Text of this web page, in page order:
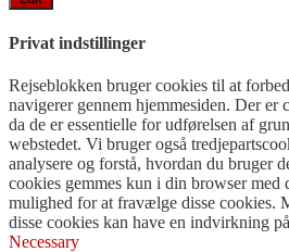
Privat indstillinger
Rejseblokken bruger cookies til at
navigerer gennem hjemmesiden. Der er
da de er essentielle for udførelsen af
webstedet. Vi bruger også
analysere og forstå, hvordan du bruger
cookies gemmes kun i din browser med
mulighed for at fravælge disse cookies.
disse cookies kan have en indvirkning
Necessary